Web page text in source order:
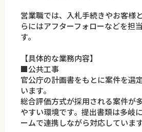
営業職では、入札手続きやお客様
らにはアフターフォローなどを担
す。
【具体的な業務内容】
■公共工事
官公庁の計画書をもとに案件を選
います。
総合評価方式が採用される案件が
やすい環境です。提出書類は多岐
ームで連携しながら対応しています